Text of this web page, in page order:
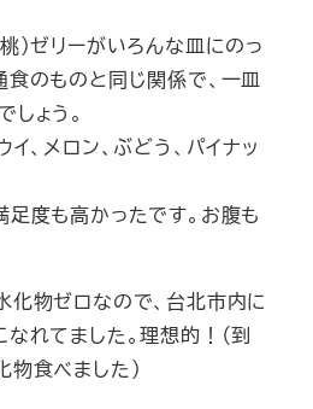
）ゼリーがいろんな皿にのっ
食のものと同じ関係で、一皿
ょう。
イ、メロン、ぶどう、パイナッ
足度も高かったです。お腹も
化物ゼロなので、台北市内に
れてました。理想的！（到
食べました）